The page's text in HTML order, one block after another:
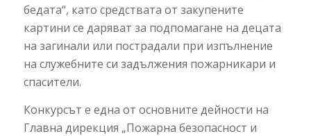
бедата“, като средствата от закупените
картини се даряват за подпомагане на децата
на загинали или пострадали при изпълнение
на служебните си задължения пожарникари и
спасители.
Конкурсът е една от основните дейности на
Главна дирекция „Пожарна безопасност и